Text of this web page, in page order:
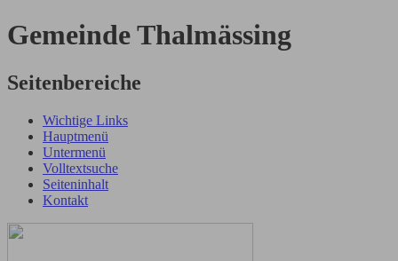
Gemeinde Thalmässing
Seitenbereiche
Wichtige Links
Hauptmenü
Untermenü
Volltextsuche
Seiteninhalt
Kontakt